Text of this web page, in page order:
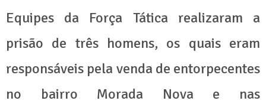
Equipes da Força Tática realizaram a
prisão de três homens, os quais eram
responsáveis pela venda de entorpecentes
no bairro Morada Nova e nas